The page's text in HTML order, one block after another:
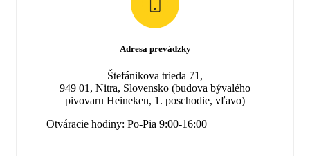
Adresa prevádzky
Štefánikova trieda 71,
949 01, Nitra, Slovensko (budova bývalého
pivovaru Heineken, 1. poschodie, vľavo)
Otváracie hodiny: Po-Pia 9:00-16:00